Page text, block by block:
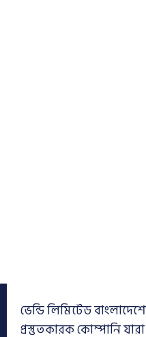
ভেন্ডি লিমিটেড
প্রস্তুতকারক কোম্পানি